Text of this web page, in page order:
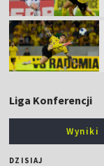
Liga Konferencji
Wyniki
DZISIAJ